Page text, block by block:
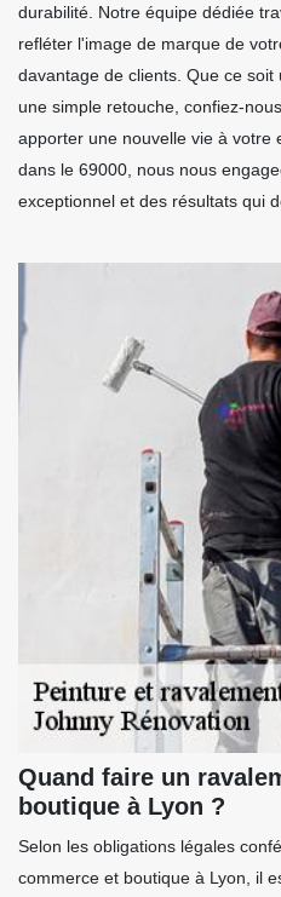
durabilité. Notre équipe dédiée
refléter l'image de marque de
davantage de clients. Que ce
une simple retouche, confiez-
apporter une nouvelle vie à votre
dans le 69000, nous nous
exceptionnel et des résultats qui
Quand faire un
boutique à Lyon ?
Selon les obligations légales
commerce et boutique à Lyon, il